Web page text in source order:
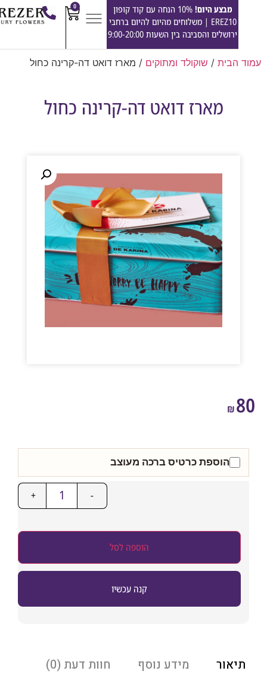
מבצע היום!
10% הנחה עם קוד קופון
EREZ10 | משלוחים מהיום להיום ברחבי
ירושלים והסביבה בין השעות 9:00-20:00
/שוקולד ומתוקים/ מארז דואט דה-קרינה כחול
מארז דואט דה-קרינה כחול
הוספת כרטיס ברכה מעוצב
+
הוספה לסל
קנה עכשיו
מידע נוסף חוות דעת (0)